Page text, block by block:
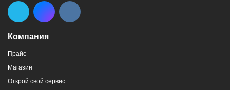
8 (964) 914-44-74
Компания
Прайс
Магазин
Открой свой сервис